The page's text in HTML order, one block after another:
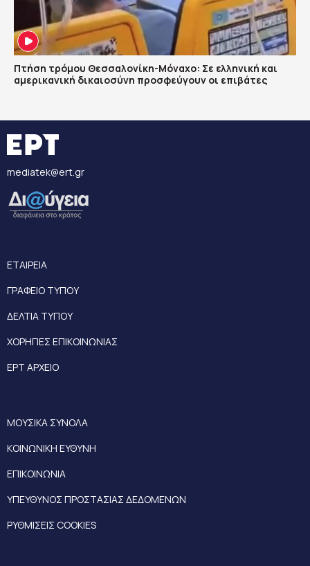
Πτήση τρόμου Θεσσαλονίκη-Μόναχο: Σε ελληνική και
αμερικανική δικαιοσύνη προσφεύγουν οι επιβάτες
mediatek@ert.gr
ΕΤΑΙΡΕΙΑ
ΓΡΑΦΕΙΟ ΤΥΠΟΥ
ΔΕΛΤΙΑ ΤΥΠΟΥ
ΧΟΡΗΓΙΕΣ ΕΠΙΚΟΙΝΩΝΙΑΣ
ΕΡΤ ΑΡΧΕΙΟ
ΜΟΥΣΙΚΑ ΣΥΝΟΛΑ
ΚΟΙΝΩΝΙΚΗ ΕΥΘΥΝΗ
ΕΠΙΚΟΙΝΩΝΙΑ
ΥΠΕΥΘΥΝΟΣ ΠΡΟΣΤΑΣΙΑΣ ΔΕΔΟΜΕΝΩΝ
ΡΥΘΜΙΣΕΙΣ COOKIES